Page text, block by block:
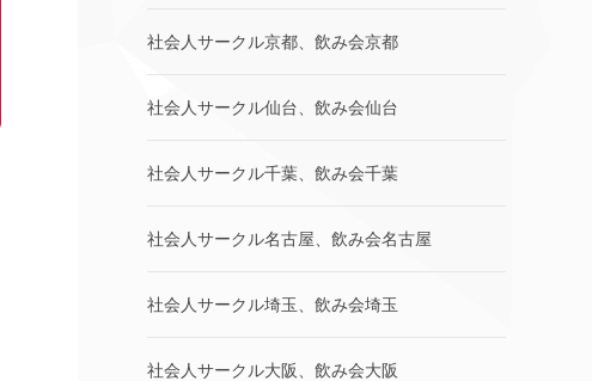
社会人サークル京都、飲み会京都
社会人サークル仙台、飲み会仙台
社会人サークル千葉、飲み会千葉
社会人サークル名古屋、飲み会名古屋
社会人サークル埼玉、飲み会埼玉
社会人サークル大阪、飲み会大阪